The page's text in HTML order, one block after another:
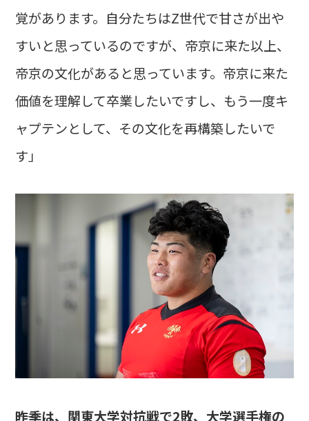
覚があります。自分たちはZ世代で甘さが出や
すいと思っているのですが、帝京に来た以上、
帝京の文化があると思っています。帝京に来た
価値を理解して卒業したいですし、もう一度キ
ャプテンとして、その文化を再構築したいで
す」
――昨季は、関東大学対抗戦で2敗、大学選手権の